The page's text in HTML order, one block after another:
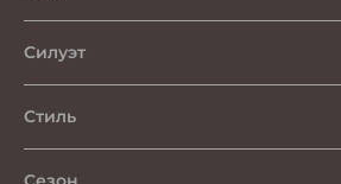
Силуэт
Стиль